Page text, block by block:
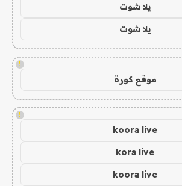
يلا شوت
يلا شوت
!
موقع كورة
!
koora live
kora live
koora live